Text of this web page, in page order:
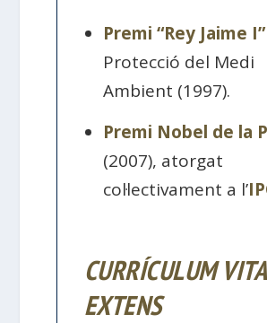
Premi “Rey Jaime I”
Protecció del Medi
Ambient (1997).
Premi Nobel de la
(2007), atorgat
col·lectivament a l’
CURRÍCULUM
EXTENS